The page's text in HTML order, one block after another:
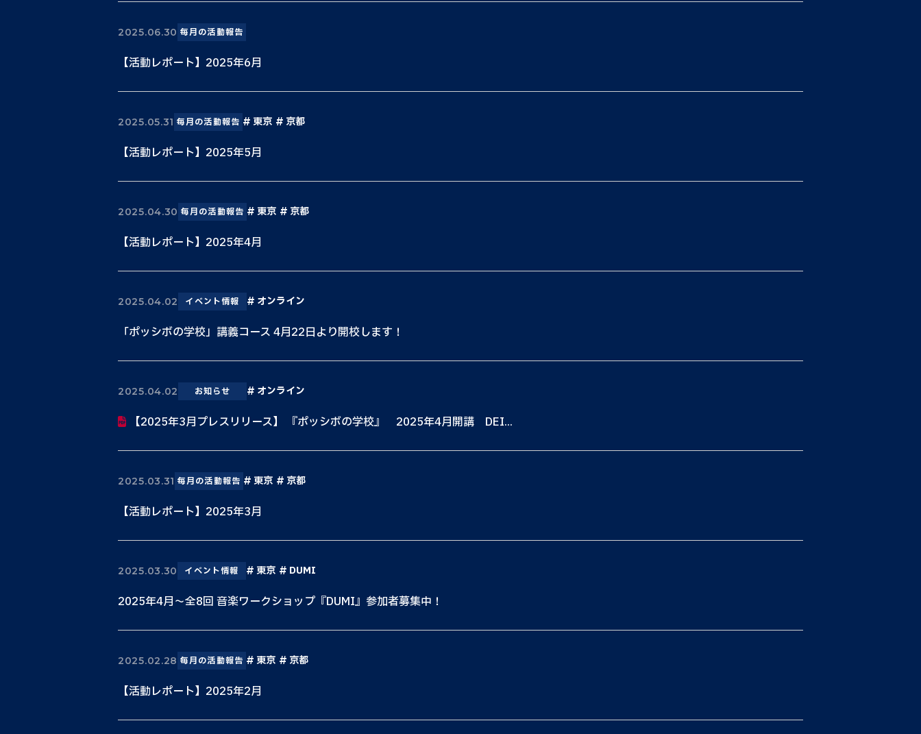
2025.06.30 毎月の活動報告
【活動レポート】2025年6月
2025.05.31 毎月の活動報告 東京 京都
【活動レポート】2025年5月
2025.04.30 毎月の活動報告 東京 京都
【活動レポート】2025年4月
2025.04.02 イベント情報 オンライン
「ポッシボの学校」講義コース 4月22日より開校します！
2025.04.02 お知らせ オンライン
【2025年3月プレスリリース】 『ポッシボの学校』 2025年4月開講 DEI...
2025.03.31 毎月の活動報告 東京 京都
【活動レポート】2025年3月
2025.03.30 イベント情報 東京 DUMI
2025年4月〜全8回 音楽ワークショップ『DUMI』参加者募集中！
2025.02.28 毎月の活動報告 東京 京都
【活動レポート】2025年2月